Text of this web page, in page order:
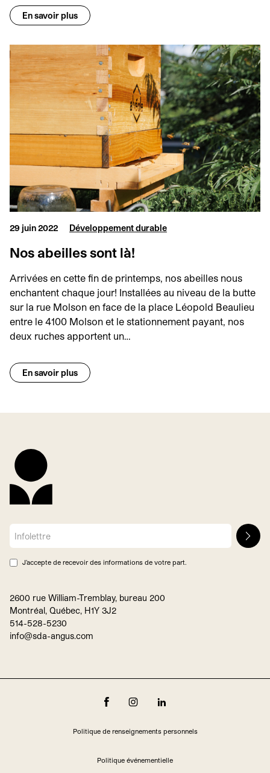
En savoir plus
29 juin 2022 Développement durable
Nos abeilles sont là!
Arrivées en cette fin de printemps, nos abeilles nous
enchantent chaque jour! Installées au niveau de la butte
sur la rue Molson en face de la place Léopold Beaulieu
entre le 4100 Molson et le stationnement payant, nos
deux ruches apportent un…
En savoir plus
J’accepte de recevoir des informations de votre part.
2600 rue William-Tremblay, bureau 200
Montréal, Québec, H1Y 3J2
514-528-5230
info@sda-angus.com
Politique de renseignements personnels
Politique événementielle